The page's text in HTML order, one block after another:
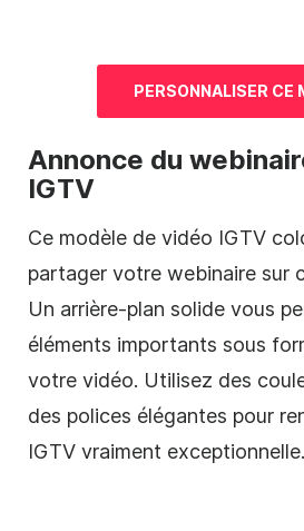
PERSONNALISER CE
Annonce du
IGTV
Ce modèle de vidéo IGTV
partager votre webinaire sur
Un arrière-plan solide vous
éléments importants sous
votre vidéo. Utilisez des
des polices élégantes pour
IGTV vraiment exceptionnelle.